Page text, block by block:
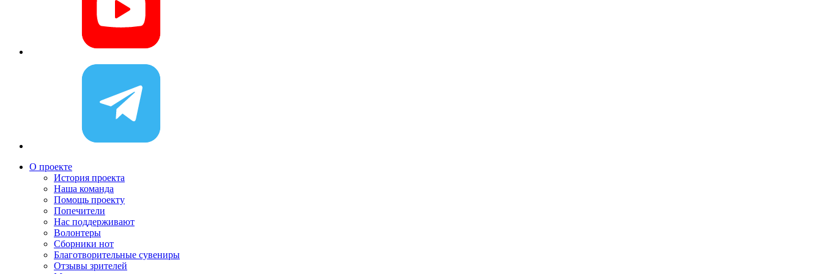
О проекте
История проекта
Наша команда
Помощь проекту
Попечители
Нас поддерживают
Волонтеры
Сборники нот
Благотворительные сувениры
Отзывы зрителей